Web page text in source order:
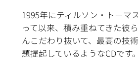
1995年にティルソン・トーマ
って以来、積み重ねてきた彼
んこだわり抜いて、最高の技
題提起しているようなCDです。